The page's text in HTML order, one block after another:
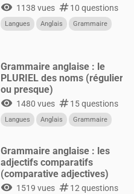
visibility 1138 vues numbers10 questions
Langues Anglais Grammaire
Grammaire anglaise : le
PLURIEL des noms (régulier
ou presque)
visibility 1480 vues numbers15 questions
Langues Anglais Grammaire
Grammaire anglaise : les
adjectifs comparatifs
(comparative adjectives)
visibility 1519 vues numbers12 questions